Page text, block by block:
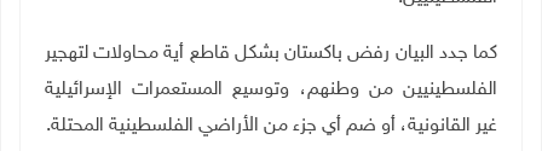
كما جدد البيان رفض باكستان بشكل قاطع أية محاولات لتهجير
الفلسطينيين من وطنهم، وتوسيع المستعمرات الإسرائيلية
غير القانونية، أو ضم أي جزء من الأراضي الفلسطينية المحتلة.